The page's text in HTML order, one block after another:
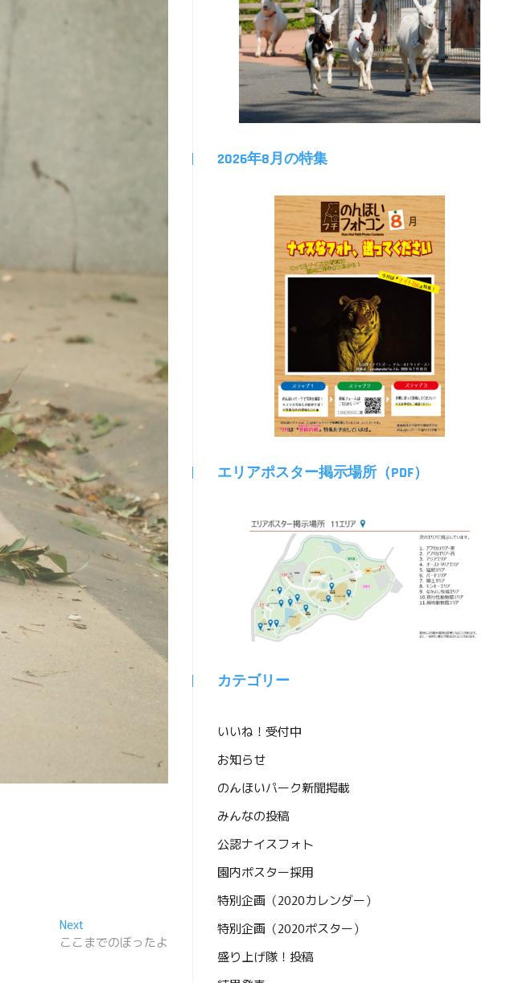
NextNext
post:
ここまでのぼったよ
2026年8月の特集
エリアポスター掲示場所（PDF）
カテゴリー
いいね！受付中
お知らせ
のんほいパーク新聞掲載
みんなの投稿
公認ナイスフォト
園内ポスター採用
特別企画（2020カレンダー）
特別企画（2020ポスター）
盛り上げ隊！投稿